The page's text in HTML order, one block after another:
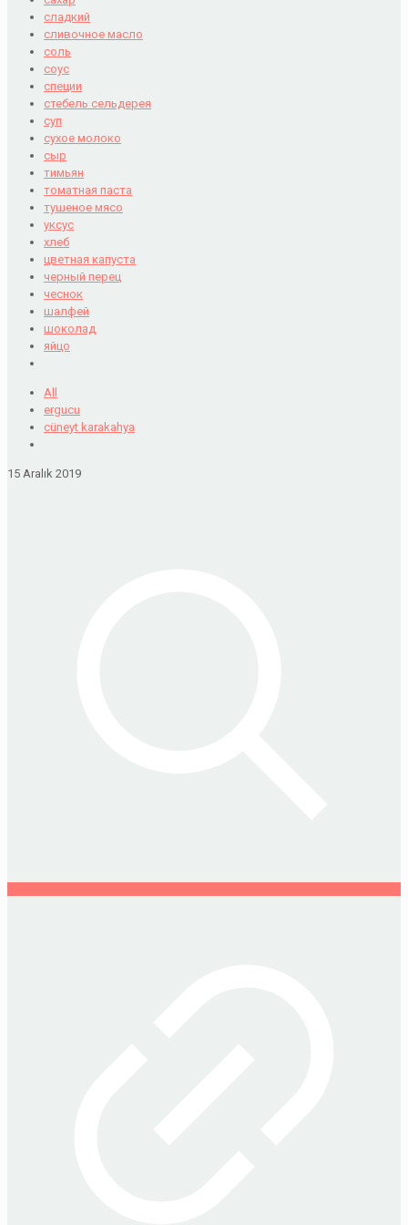
сладкий
сливочное масло
соль
соус
специи
стебель сельдерея
суп
сухое молоко
сыр
тимьян
томатная паста
тушеное мясо
уксус
хлеб
цветная капуста
черный перец
чеснок
шалфей
шоколад
яйцо
All
ergucu
cüneyt karakahya
15 Aralık 2019